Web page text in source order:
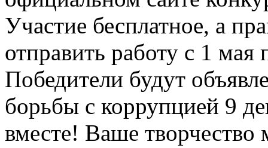
Участие бесплатное, а
отправить работу с 1 мая
Победители будут
борьбы с коррупцией 9
вместе! Ваше творчество